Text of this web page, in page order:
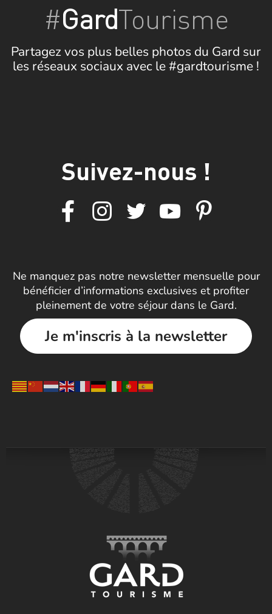
#GardTourisme
Partagez vos plus belles photos du Gard sur
les réseaux sociaux avec le #gardtourisme !
Suivez-nous !
Ne manquez pas notre newsletter mensuelle pour
bénéficier d’informations exclusives et profiter
pleinement de votre séjour dans le Gard.
Je m'inscris à la newsletter